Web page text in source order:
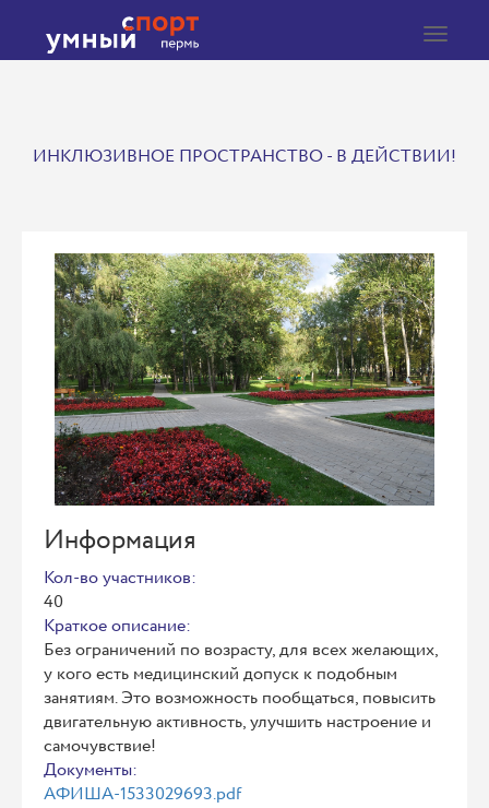
Toggle
ИНКЛЮЗИВНОЕ ПРОСТРАНСТВО - В ДЕЙСТВИИ!
Информация
Кол-во участников:
40
Краткое описание:
Без ограничений по возрасту, для всех желающих,
у кого есть медицинский допуск к подобным
занятиям. Это возможность пообщаться, повысить
двигательную активность, улучшить настроение и
самочувствие!
Документы:
АФИША-1533029693.pdf